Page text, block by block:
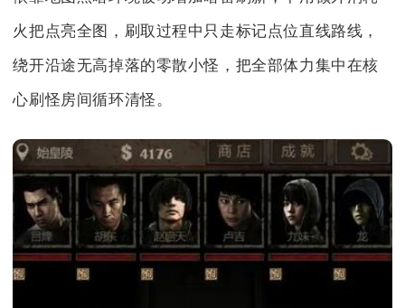
火把点亮全图，刷取过程中只走标记点位直线路线，
绕开沿途无高掉落的零散小怪，把全部体力集中在核
心刷怪房间循环清怪。